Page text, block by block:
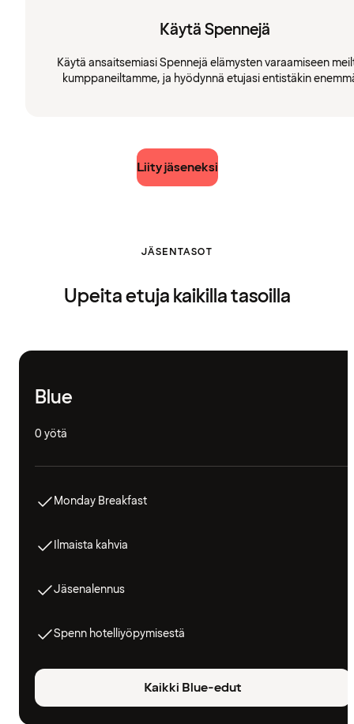
Käytä Spennejä
Käytä ansaitsemiasi Spennejä elämysten varaamiseen
kumppaneiltamme, ja hyödynnä etujasi entistäkin
Liity jäseneksi
JÄSENTASOT
Upeita etuja kaikilla tasoilla
Blue
0 yötä
Monday Breakfast
Ilmaista kahvia
Jäsenalennus
Spenn hotelliyöpymisestä
Kaikki Blue-edut